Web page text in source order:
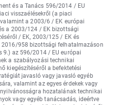
és a Tanács 596/2014 / EU
visszaélésekről (a piaci
a 2003/6 / EK európai
a 2003/124 / EK bizottsági
/ EK, 2003/125 / EK és
958 bizottsági felhatalmazáson
9.) az 596/2014 / EU európai
a szabályozási technikai
kiegészítéséről a befektetési
javasló vagy javasló egyéb
valamint az egyes érdekek vagy
hozatalának technikai
vagy egyéb tanácsadás, ideértve